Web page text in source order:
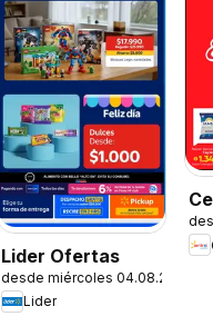
Lider Ofertas
desde miércoles 04.08.2026
Lider